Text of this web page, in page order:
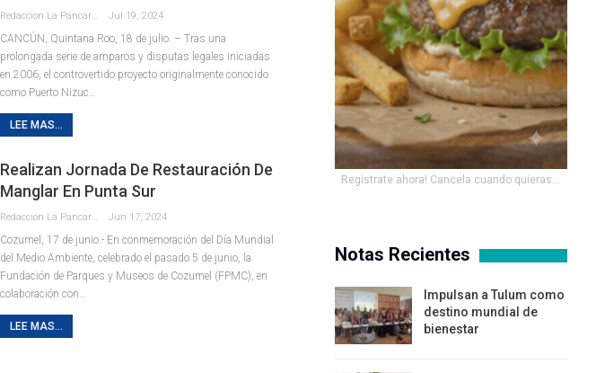
Jul 19, 2024
CANCÚN, Quintana Roo, 18 de julio. – Tras una
prolongada serie de amparos y disputas legales iniciadas
en 2006, el controvertido proyecto originalmente conocido
como Puerto Nizuc
LEE MAS...
Realizan Jornada De Restauración De
Manglar En Punta Sur
Jun 17, 2024
Cozumel, 17 de junio.- En conmemoración del Día Mundial
del Medio Ambiente, celebrado el pasado 5 de junio, la
Fundación de Parques y Museos de Cozumel (FPMC), en
colaboración con
LEE MAS...
Registrate ahora! Cancela cuando quieras...
Notas Recientes
Impulsan a Tulum como
destino mundial de
bienestar